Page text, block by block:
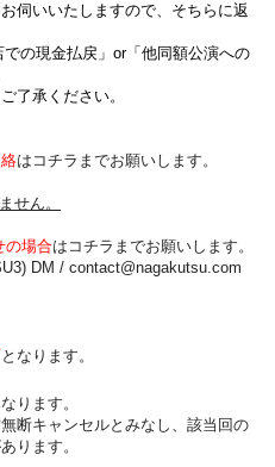
伺いいたしますので、そちらに返
の現金払戻」or「他同額公演への
了承ください。
はコチラまでお願いします。
せん。
の場合は コチラまでお願いします。
DM / contact@nagakutsu.com
となります。
ります。
断キャンセルとみなし、該当回の
ります。